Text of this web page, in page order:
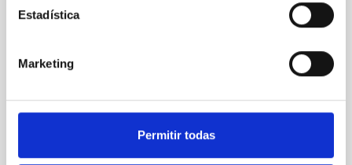
Estadística
Marketing
Permitir todas
interferograms for calibration
ReionisaTiOn epoch (CONCERTO) instrument was a
meter APEX telescope in Chile in April 2021 and
operated until